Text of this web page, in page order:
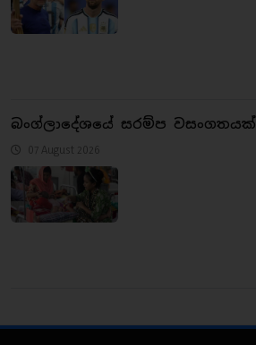
බංග්ලාදේශයේ සරම්ප වසංගතයක්
07 August 2026